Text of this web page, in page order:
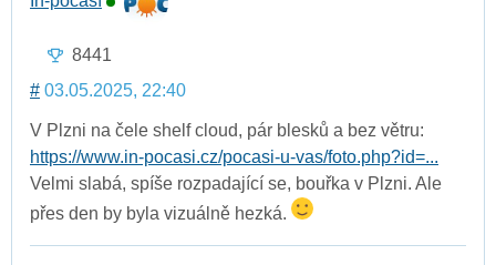
8441
# 03.05.2025, 22:40
V Plzni na čele shelf cloud, pár blesků a bez větru:
https://www.in-pocasi.cz/pocasi-u-vas/foto.php?id=...
Velmi slabá, spíše rozpadající se, bouřka v Plzni. Ale
přes den by byla vizuálně hezká.